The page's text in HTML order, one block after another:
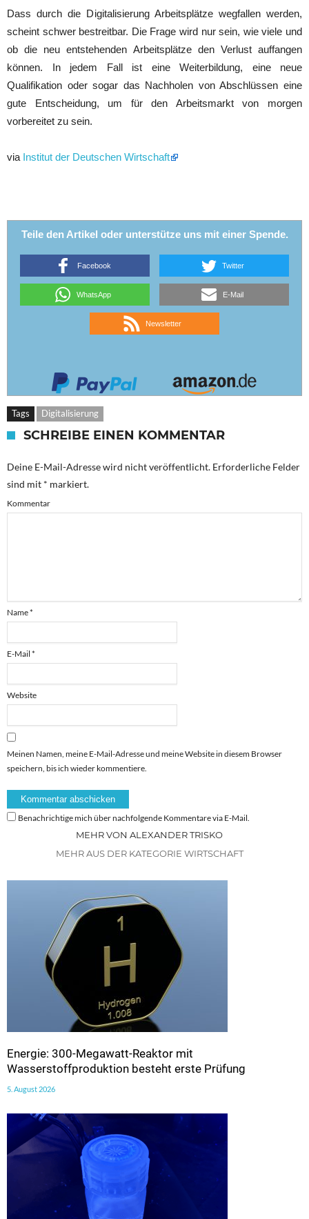
Dass durch die Digitalisierung Arbeitsplätze wegfallen werden,
scheint schwer bestreitbar. Die Frage wird nur sein, wie viele und
ob die neu entstehenden Arbeitsplätze den Verlust auffangen
können. In jedem Fall ist eine Weiterbildung, eine neue
Qualifikation oder sogar das Nachholen von Abschlüssen eine
gute Entscheidung, um für den Arbeitsmarkt von morgen
vorbereitet zu sein.
via Institut der Deutschen Wirtschaft
Teile den Artikel oder unterstütze uns mit einer Spende.
Facebook Twitter
WhatsApp E-Mail
Newsletter
Tags Digitalisierung
SCHREIBE EINEN KOMMENTAR
Deine E-Mail-Adresse wird nicht veröffentlicht. Erforderliche Felder
sind mit * markiert.
Kommentar
Name*
E-Mail *
Website
Meinen Namen, meine E-Mail-Adresse und meine Website in diesem Browser
speichern, bis ich wieder kommentiere.
Benachrichtige mich über nachfolgende Kommentare via E-Mail.
MEHR VON ALEXANDER TRISKO
MEHR AUS DER KATEGORIE WIRTSCHAFT
Energie: 300-Megawatt-Reaktor mit
Wasserstoffproduktion besteht erste Prüfung
5. August 2026